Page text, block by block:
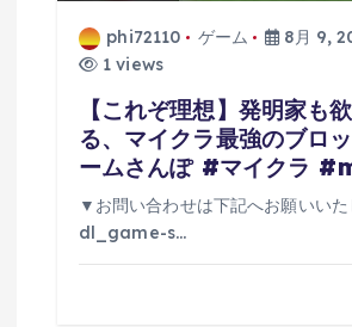
phi72110 ゲーム
8月 9,
1 views
【これぞ理想】発明家も
る、マイクラ最強のブ
ームさんぽ #マイクラ
▼お問い合わせは下記へお願いいた
dl_game-s…